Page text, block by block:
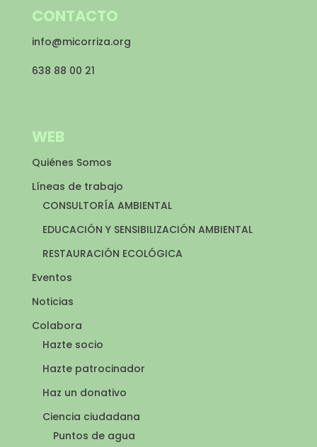
CONTACTO
info@micorriza.org
638 88 00 21
WEB
Quiénes Somos
Líneas de trabajo
CONSULTORÍA AMBIENTAL
EDUCACIÓN Y SENSIBILIZACIÓN AMBIENTAL
RESTAURACIÓN ECOLÓGICA
Eventos
Noticias
Colabora
Hazte socio
Hazte patrocinador
Haz un donativo
Ciencia ciudadana
Puntos de agua